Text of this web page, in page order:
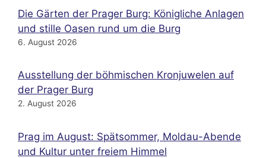
Die Gärten der Prager Burg: Königliche Anlagen
und stille Oasen rund um die Burg
6. August 2026
Ausstellung der böhmischen Kronjuwelen auf
der Prager Burg
2. August 2026
Prag im August: Spätsommer, Moldau-Abende
und Kultur unter freiem Himmel